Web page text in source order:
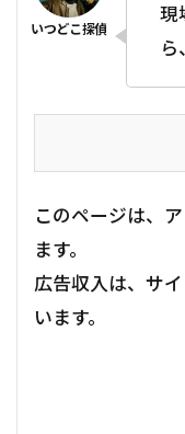
現
ら
このページは、
ます。
広告収入は、サ
います。